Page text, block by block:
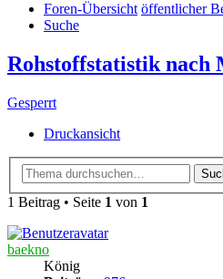
Foren-Übersicht öffentlicher
Suche
Rohstoffstatistik nach
Gesperrt
Druckansicht
1 Beitrag • Seite 1 von 1
baekno
König